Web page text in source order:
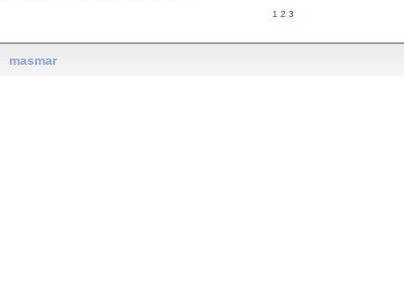
1 2 3
masmar